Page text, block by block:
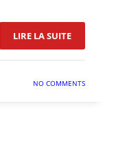
LIRE LA SUITE:
NO COMMENTS